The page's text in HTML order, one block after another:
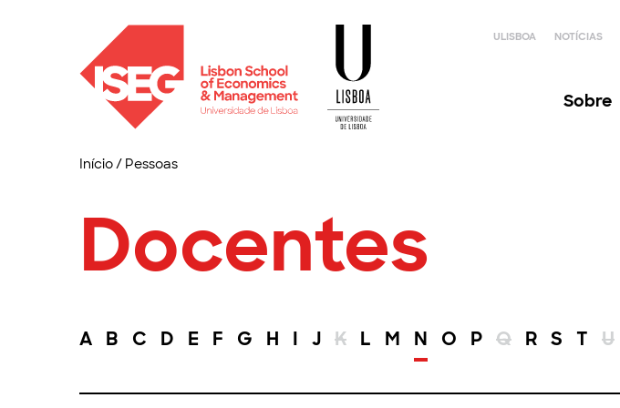
ULISBOA NOTÍCIAS
Sobre
Início/ Pessoas
Docentes
A B C D E F G H I J K L M N O P Q R S T U